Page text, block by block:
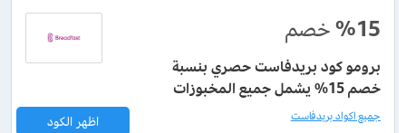
%15خصم
برومو كود بريدفاست حصري بنسبة
خصم 15% يشمل جميع المخبوزات
اظهر الكود جميع اكواد بريدفاست